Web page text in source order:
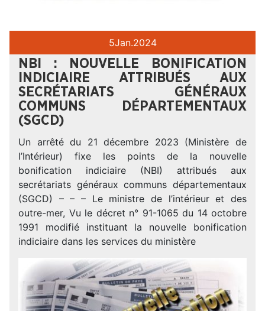
5Jan.2024
NBI : NOUVELLE BONIFICATION
INDICIAIRE ATTRIBUÉS AUX
SECRÉTARIATS GÉNÉRAUX
COMMUNS DÉPARTEMENTAUX
(SGCD)
Un arrêté du 21 décembre 2023 (Ministère de
l’Intérieur) fixe les points de la nouvelle
bonification indiciaire (NBI) attribués aux
secrétariats généraux communs départementaux
(SGCD) – – – Le ministre de l’intérieur et des
outre-mer, Vu le décret n° 91-1065 du 14 octobre
1991 modifié instituant la nouvelle bonification
indiciaire dans les services du ministère